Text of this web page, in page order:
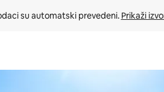
su automatski prevedeni. Prikaži